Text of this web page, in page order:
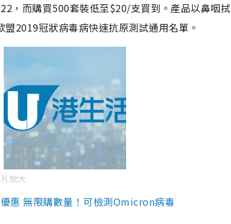
，而購買500套裝低至$20/支買到。產品以鼻咽
2019冠狀病毒病快速抗原測試通用名單。
放大
惠 無限購數量！可檢測Omicron病毒